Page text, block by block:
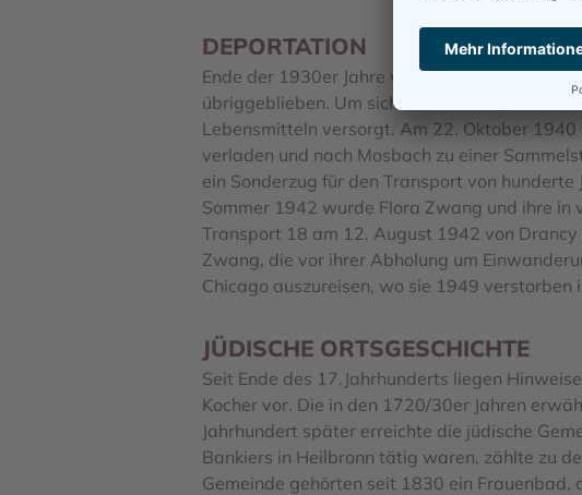
DEPORTATION
Ende der 1930er Jahre waren von der
übriggeblieben. Um sich zu ernähren,
Lebensmitteln versorgt. Am 22. Oktober
verladen und nach Mosbach zu einer
ein Sonderzug für den Transport von
Sommer 1942 wurde Flora Zwang und ihre in
Transport 18 am 12. August 1942 von
Zwang, die vor ihrer Abholung um
Chicago auszureisen, wo sie 1949 verstorben
JÜDISCHE ORTSGESCHICHTE
Seit Ende des 17.Jahrhunderts liegen
Kocher vor. Die in den 1720/30er Jahren
Jahrhundert später erreichte die jüdische
Bankiers in Heilbronn tätig waren, zählte zu
Gemeinde gehörten seit 1830 ein Frauenbad,